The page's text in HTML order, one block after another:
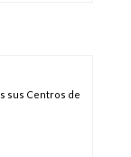
sus Centros de